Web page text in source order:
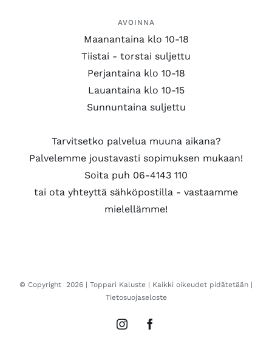
AVOINNA
Maanantaina klo 10-18
Tiistai - torstai suljettu
Perjantaina klo 10-18
Lauantaina klo 10-15
Sunnuntaina suljettu
Tarvitsetko palvelua muuna aikana?
Palvelemme joustavasti sopimuksen mukaan!
Soita puh 06-4143 110
tai ota yhteyttä sähköpostilla - vastaamme
mielellämme!
© Copyright 2026 | Toppari Kaluste | Kaikki oikeudet pidätetään |
Tietosuojaseloste
Instagram